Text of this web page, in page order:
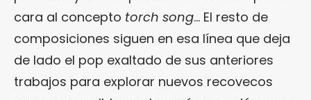
cara al concepto torch song… El resto de
composiciones siguen en esa línea que deja
de lado el pop exaltado de sus anteriores
trabajos para explorar nuevos recovecos